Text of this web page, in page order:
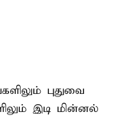
புதுவை
இடி மின்னல்